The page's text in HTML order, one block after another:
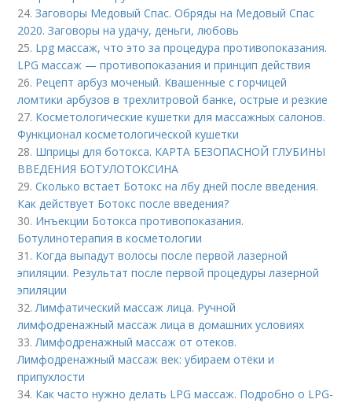
24.Заговоры Медовый Спас. Обряды на Медовый Спас
2020. Заговоры на удачу, деньги, любовь
25. Lpg массаж, что это за процедура противопоказания.
LPG массаж — противопоказания и принцип действия
26. Рецепт арбуз моченый. Квашенные с горчицей
ломтики арбузов в трехлитровой банке, острые и резкие
27. Косметологические кушетки для массажных салонов.
Функционал косметологической кушетки
28. Шприцы для ботокса. КАРТА БЕЗОПАСНОЙ ГЛУБИНЫ
ВВЕДЕНИЯ БОТУЛОТОКСИНА
29.Сколько встает Ботокс на лбу дней после введения.
Как действует Ботокс после введения?
30. Инъекции Ботокса противопоказания.
Ботулинотерапия в косметологии
31. Когда выпадут волосы после первой лазерной
эпиляции. Результат после первой процедуры лазерной
эпиляции
32.Лимфатический массаж лица. Ручной
лимфодренажный массаж лица в домашних условиях
33.Лимфодренажный массаж от отеков.
Лимфодренажный массаж век: убираем отёки и
припухлости
34. Как часто нужно делать LPG массаж. Подробно о LPG-